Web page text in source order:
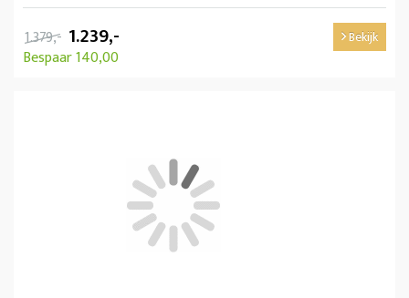
1.379,- 1.239,-
Bespaar 140,00
Bekijk